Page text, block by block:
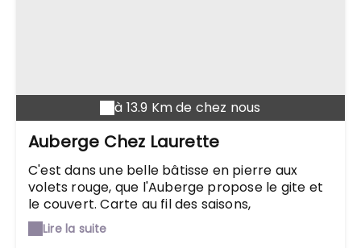
à 13.9 Km de chez nous
Auberge Chez Laurette
C'est dans une belle bâtisse en pierre aux
volets rouge, que l'Auberge propose le gite et
le couvert. Carte au fil des saisons,
accompagnée de vins locaux, à l'ombre d'une
tonnelle. On pourra par exemple y déguster un
Lire la suite